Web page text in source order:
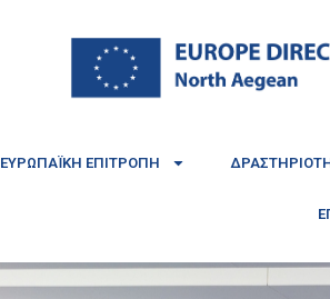
ΕΥΡΩΠΑΪΚΉ ΕΠΙΤΡΟΠΉ